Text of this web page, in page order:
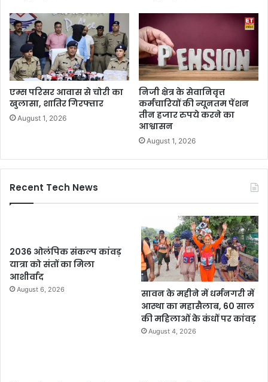
एम्स परिसर आवास से चोरी का
खुलासा, शातिर गिरफ्तार
August 1, 2026
निजी क्षेत्र के सेवानिवृत्त
कर्मचारियों की न्यूनतम पेंशन
तीन हजार रुपये करने का
आश्वासन
August 1, 2026
Recent Tech News
2036 ओलंपिक संकल्प कांवड़
यात्रा को संतों का मिला
आशीर्वाद
August 6, 2026
सावन के महीने में धर्मनगरी में
आस्था का महासैलाब, 60 साल
की महिलाओं के कंधों पर कांवड़
August 4, 2026